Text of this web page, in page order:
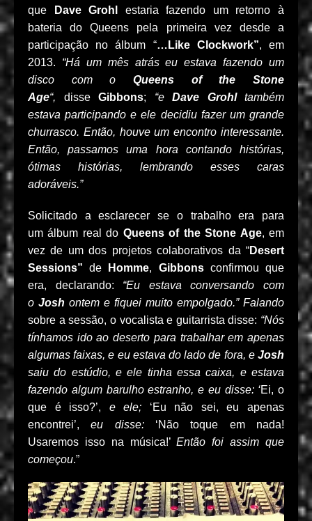
que
Dave Grohl estaria fazendo um retorno à
bateria do Queens pela primeira vez desde a
participação no álbum “…Like Clockwork”, em
2013. “Há um mês atrás eu estava fazendo um
disco com o Queens of the Stone
Age“, disse Gibbons; “e Dave Grohltambém
estava participando e ele decidiu fazer um grande
churrasco. Então, houve um encontro interessante.
Então, passamos uma hora contando histórias,
ótimas histórias, lembrando esses caras
adoráveis.”
Solicitado a esclarecer se o trabalho era para
um álbum real do Queens of the Stone Age, em
vez de um dos projetos colaborativos da “Desert
Sessions” de Homme, Gibbonsconfirmou que
era, declarando: “Eu estava conversando com
o Josh ontem e fiquei muito empolgado.” Falando
sobre a sessão, o vocalista e guitarrista disse: “Nós
tínhamos ido ao deserto para trabalhar em apenas
algumas faixas, e eu estava do lado de fora, e Josh
saiu do estúdio, e ele tinha essa caixa, e estava
fazendo algum barulho estranho, e eu disse: ‘Ei, o
que é isso?’, e ele; ‘Eu não sei, eu apenas
encontrei’,eu disse:‘Não toque em nada!
Usaremos isso na música!’Então foi assim que
começou.”